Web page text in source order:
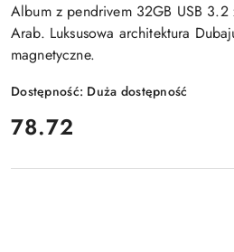
Album z pendrivem 32GB USB
Arab. Luksusowa architektura
magnetyczne.
Dostępność: Duża dostępność
cena:
78.72